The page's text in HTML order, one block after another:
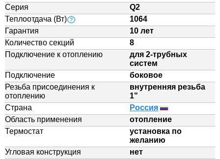
Серия
Q2
Теплоотдача (Вт) ?
1064
Гарантия
10 лет
Количество секций
8
Подключение к отоплению
для 2-трубных
систем
Подключение
боковое
Резьба присоединения к
отоплению
внутренняя резьба
1"
Страна
Россия
Область применения
отопление
Термостат
установка по
желанию
Угловая конструкция
нет